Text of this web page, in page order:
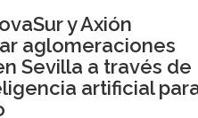
y Axión
aglomeraciones
Sevilla a través de
artificial